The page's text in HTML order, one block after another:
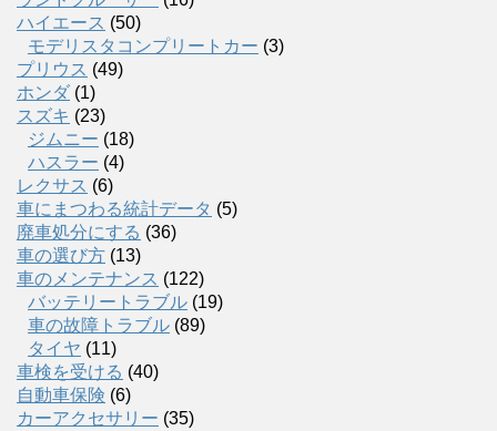
ハイエース (50)
モデリスタコンプリートカー (3)
プリウス (49)
ホンダ (1)
スズキ (23)
ジムニー (18)
ハスラー (4)
レクサス (6)
車にまつわる統計データ (5)
廃車処分にする (36)
車の選び方 (13)
車のメンテナンス (122)
バッテリートラブル (19)
車の故障トラブル (89)
タイヤ (11)
車検を受ける (40)
自動車保険 (6)
カーアクセサリー (35)